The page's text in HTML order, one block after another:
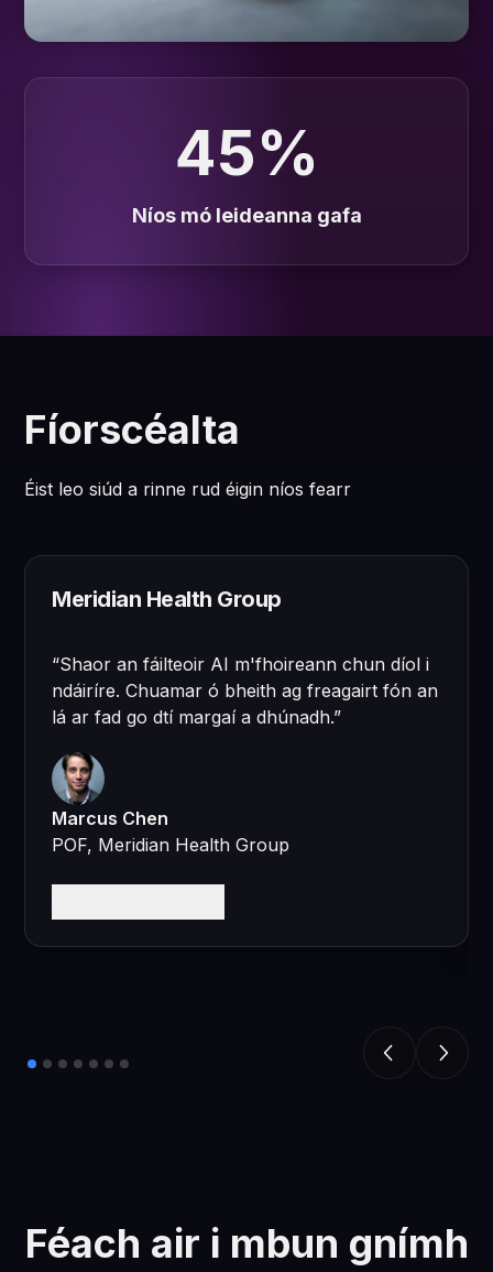
45%
Níos mó leideanna gafa
Fíorscéalta
Éist leo siúd a rinne rud éigin níos fearr
Meridian Health Group
“Shaor an fáilteoir AI m'fhoireann chun díol i
ndáiríre. Chuamar ó bheith ag freagairt fón an
lá ar fad go dtí margaí a dhúnadh.”
Marcus Chen
POF, Meridian Health Group
Féach air i mbun gnímh